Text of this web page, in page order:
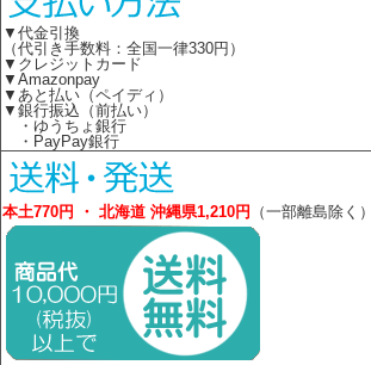
▼代金引換
（代引き手数料：全国一律330円）
▼クレジットカード
▼Amazonpay
▼あと払い（ペイディ）
▼銀行振込（前払い）
・ゆうちょ銀行
・PayPay銀行
本土770円 ・ 北海道 沖縄県1,210円 （一部離島除く）